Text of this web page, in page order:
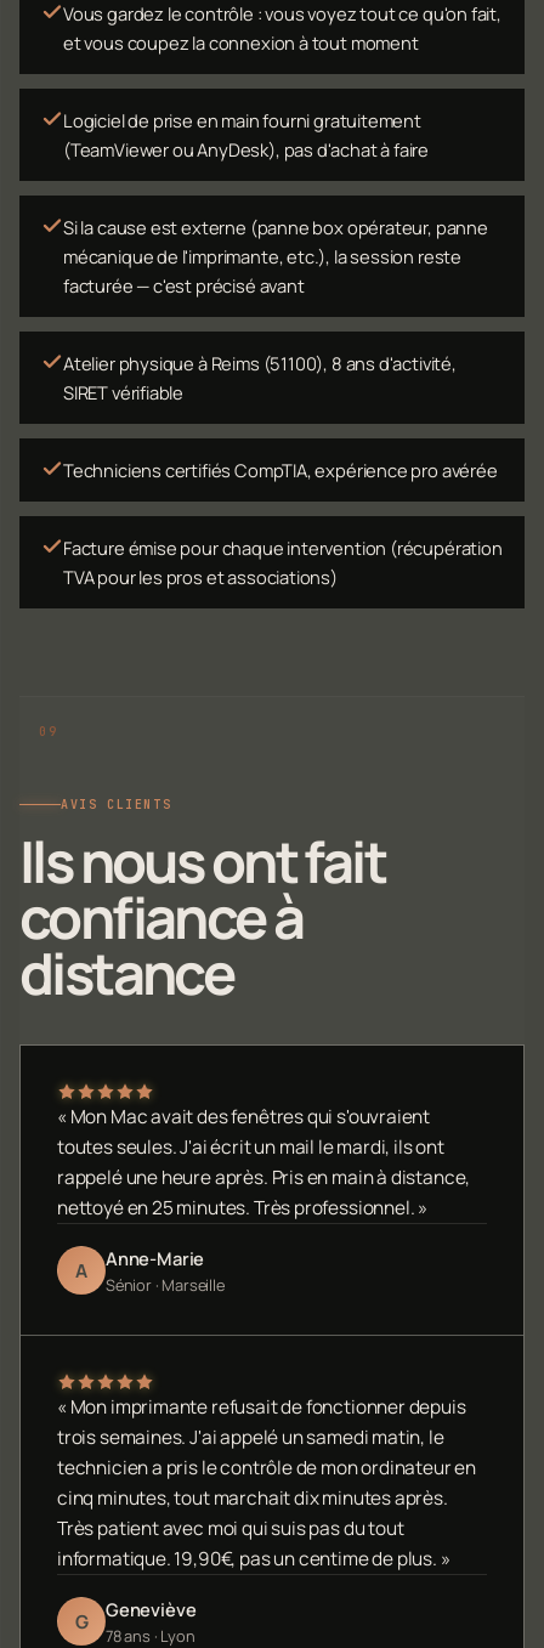
Vous gardez le contrôle : vous voyez tout ce qu'on fait,
et vous coupez la connexion à tout moment
Logiciel de prise en main fourni gratuitement
(TeamViewer ou AnyDesk), pas d'achat à faire
Si la cause est externe (panne box opérateur, panne
mécanique de l'imprimante, etc.), la session reste
facturée — c'est précisé avant
Atelier physique à Reims (51100), 8 ans d'activité,
SIRET vérifiable
Techniciens certifiés CompTIA, expérience pro avérée
Facture émise pour chaque intervention (récupération
TVA pour les pros et associations)
AVIS CLIENTS
Ils nous ont fait
confiance à
distance
« Mon Mac avait des fenêtres qui s'ouvraient
toutes seules. J'ai écrit un mail le mardi, ils ont
rappelé une heure après. Pris en main à distance,
nettoyé en 25 minutes. Très professionnel. »
A Anne-Marie
Sénior · Marseille
« Mon imprimante refusait de fonctionner depuis
trois semaines. J'ai appelé un samedi matin, le
technicien a pris le contrôle de mon ordinateur en
cinq minutes, tout marchait dix minutes après.
Très patient avec moi qui suis pas du tout
informatique. 19,90€, pas un centime de plus. »
G Geneviève
78 ans · Lyon